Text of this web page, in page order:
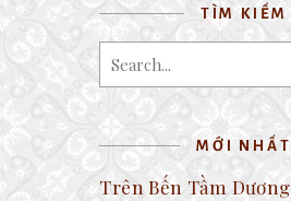
TÌM KIẾM
MỚI NHẤT
Trên Bến Tầm Dương